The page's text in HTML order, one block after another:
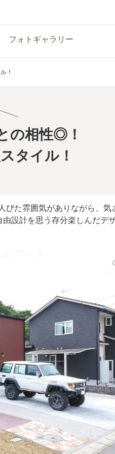
フォトギャラリー
！
の相性◎！
タイル！
た雰囲気がありながら、
設計を思う存分楽しんだデ